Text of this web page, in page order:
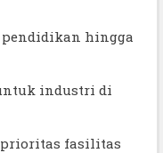
pendidikan hingga
industri di
prioritas fasilitas